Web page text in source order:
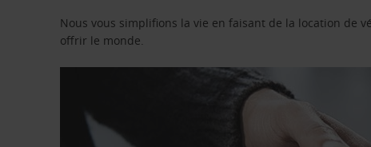
Nous vous simplifions la vie en faisant de la location de
offrir le monde.